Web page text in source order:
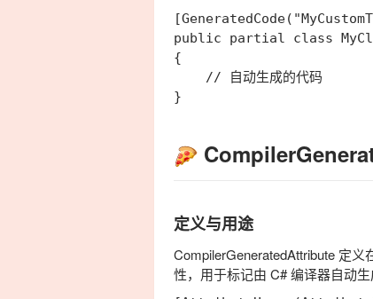
public partial class
{
    // 自动生成的代码
定义与用途
CompilerGeneratedAttribute定义
性，用于标记由 C# 编译器自动